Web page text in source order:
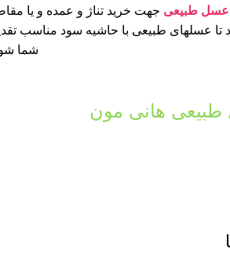
عسل طبیعی جهت خرید تناژ و عمده و یا
تا عسلهای طبیعی با حاشیه سود مناسب
شما
هانی مون